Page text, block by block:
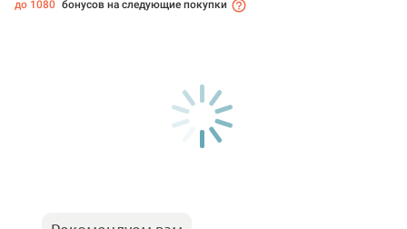
до 1080 бонусов на следующие покупки